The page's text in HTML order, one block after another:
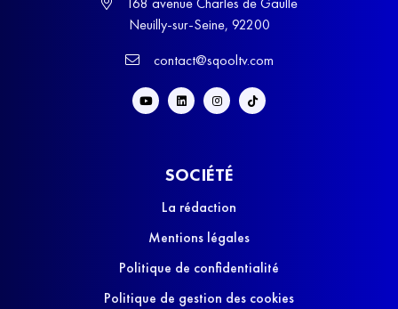
Neuilly-sur-Seine, 92200
contact@sqooltv.com
SOCIÉTÉ
La rédaction
Mentions légales
Politique de confidentialité
Politique de gestion des cookies